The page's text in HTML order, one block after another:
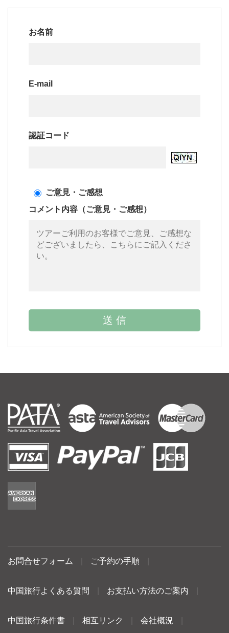
お名前
E-mail
認証コード
ご意見・ご感想
コメント内容（ご意見・ご感想）
お問合せフォーム ご予約の手順
中国旅行よくある質問 お支払い方法のご案内
中国旅行条件書 相互リンク 会社概況